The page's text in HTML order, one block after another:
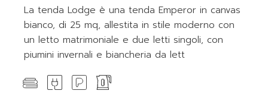
La tenda Lodge è una tenda Emperor in canvas
bianco, di 25 mq, allestita in stile moderno con
un letto matrimoniale e due letti singoli, con
piumini invernali e biancheria da lett